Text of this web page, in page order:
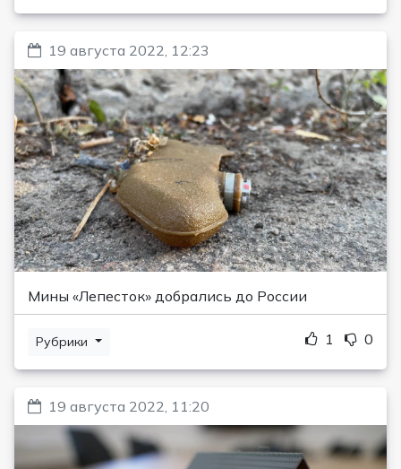
19 августа 2022, 12:23
Мины «Лепесток» добрались до России
Рубрики 1 0
19 августа 2022, 11:20